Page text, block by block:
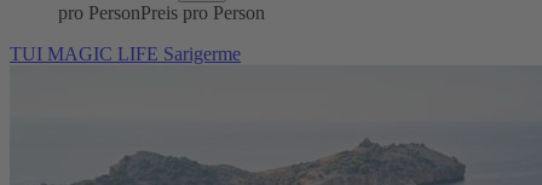
pro PersonPreis pro Person
TUI MAGIC LIFE Sarigerme